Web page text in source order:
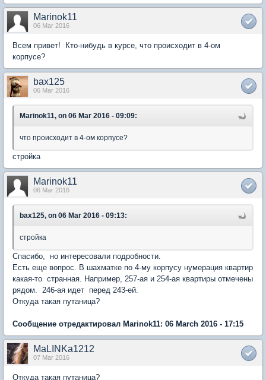
Marinok11
06 Mar 2016
Всем привет! Кто-нибудь в курсе, что происходит в 4-ом
корпусе?
bax125
06 Mar 2016
Marinok11, on 06 Mar 2016 - 09:09:
что происходит в 4-ом корпусе?
стройка
Marinok11
06 Mar 2016
bax125, on 06 Mar 2016 - 09:13:
стройка
Спасибо, но интересовали подробности.
Есть еще вопрос. В шахматке по 4-му корпусу нумерация квартир
какая-то странная. Например, 257-ая и 254-ая квартиры отмечены
рядом. 246-ая идет перед 243-ей.
Откуда такая путаница?
Сообщение отредактировал Marinok11: 06 March 2016 - 17:15
MaLINKa1212
07 Mar 2016
Откуда такая путаница?